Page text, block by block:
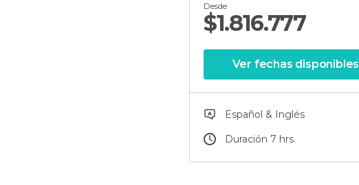
Desde
$1.816.777
Ver fechas disponibles
Español & Inglés
Duración 7 hrs.